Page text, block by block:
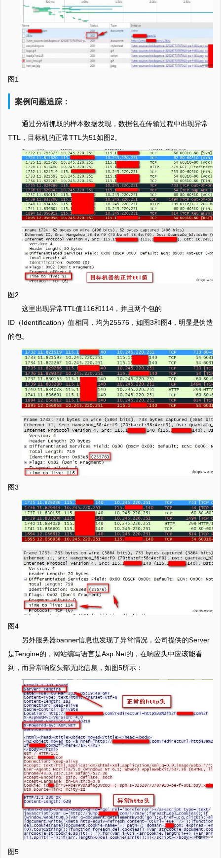
图1
案例问题追踪：
通过分析抓取的样本数据发现，数据包在传输过程中出现异常
TTL，目标机的正常TTL为51如图2。
图2
这里出现异常TTL值116和114，并且两个包的
ID（Identification）值相同，均为25576，如图3和图4，明显是伪造
的包。
图3
图4
另外服务器banner信息也发现了异常情况，公司提供的Server
是Tengine的，网站编写语言是Asp.Net的，在响应头中应该能看
到，而异常响应头部无此信息，如图5所示：
图5